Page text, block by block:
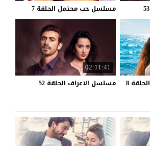
53 مسلسل حب محتمل الحلقة 7
الحلقة 8
02:11:41
مسلسل الاعراف الحلقة 52